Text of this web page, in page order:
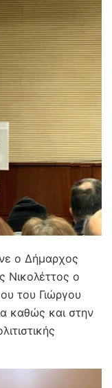
ο Δήμαρχος
Νικολέττος ο
του Γιώργου
καθώς και στην